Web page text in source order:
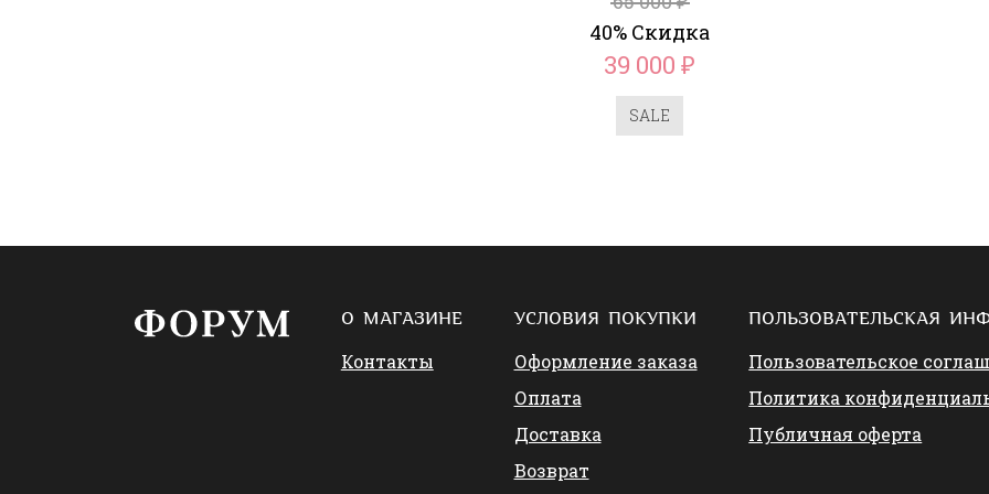
40% Скидка
39 000₽
SALE
О МАГАЗИНЕ
Контакты
УСЛОВИЯ ПОКУПКИ
Оформление заказа
Оплата
Доставка
Возврат
ПОЛЬЗОВАТЕЛЬСКАЯ
Пользовательское
Политика
Публичная оферта